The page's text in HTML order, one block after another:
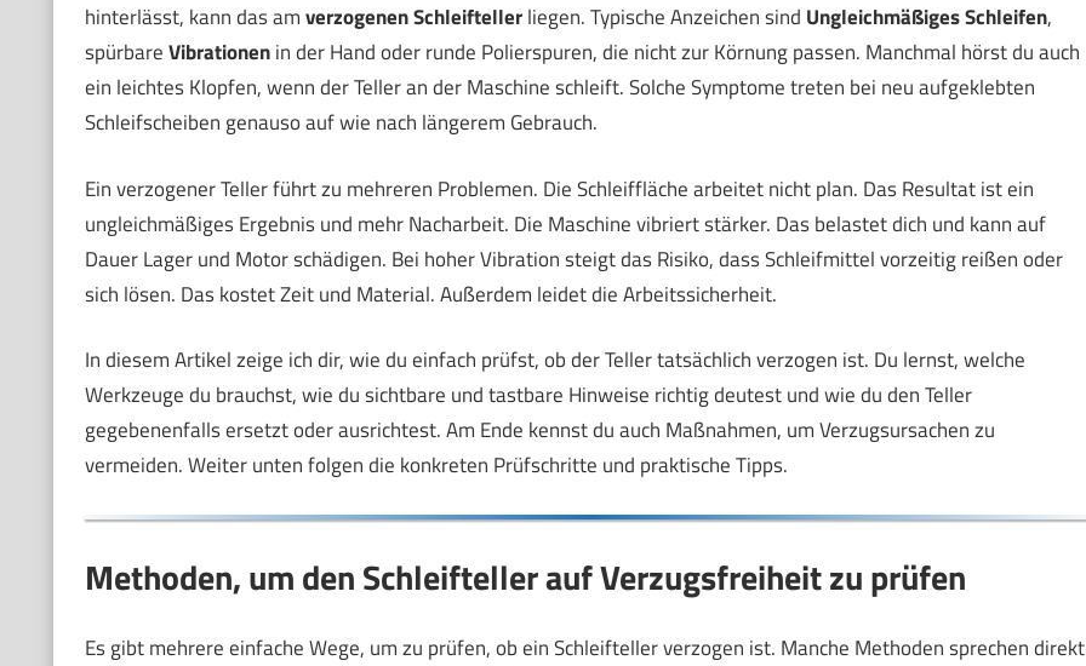
hinterlässt, kann das amverzogenen Schleiftellerliegen. Typische Anzeichen sind Ungleichmäßiges Schleifen,
spürbareVibrationenin der Hand oder runde Polierspuren, die nicht zur Körnung passen. Manchmal hörst du auch
ein leichtes Klopfen, wenn der Teller an der Maschine schleift. Solche Symptome treten bei neu aufgeklebten
Schleifscheiben genauso auf wie nach längerem Gebrauch.
Ein verzogener Teller führt zu mehreren Problemen. Die Schleiffläche arbeitet nicht plan. Das Resultat ist ein
ungleichmäßiges Ergebnis und mehr Nacharbeit. Die Maschine vibriert stärker. Das belastet dich und kann auf
Dauer Lager und Motor schädigen. Bei hoher Vibration steigt das Risiko, dass Schleifmittel vorzeitig reißen oder
sich lösen. Das kostet Zeit und Material. Außerdem leidet die Arbeitssicherheit.
In diesem Artikel zeige ich dir, wie du einfach prüfst, ob der Teller tatsächlich verzogen ist. Du lernst, welche
Werkzeuge du brauchst, wie du sichtbare und tastbare Hinweise richtig deutest und wie du den Teller
gegebenenfalls ersetzt oder ausrichtest. Am Ende kennst du auch Maßnahmen, um Verzugsursachen zu
vermeiden. Weiter unten folgen die konkreten Prüfschritte und praktische Tipps.
Methoden, um den Schleifteller auf Verzugsfreiheit zu prüfen
Es gibt mehrere einfache Wege, um zu prüfen, ob ein Schleifteller verzogen ist. Manche Methoden sprechen direkt